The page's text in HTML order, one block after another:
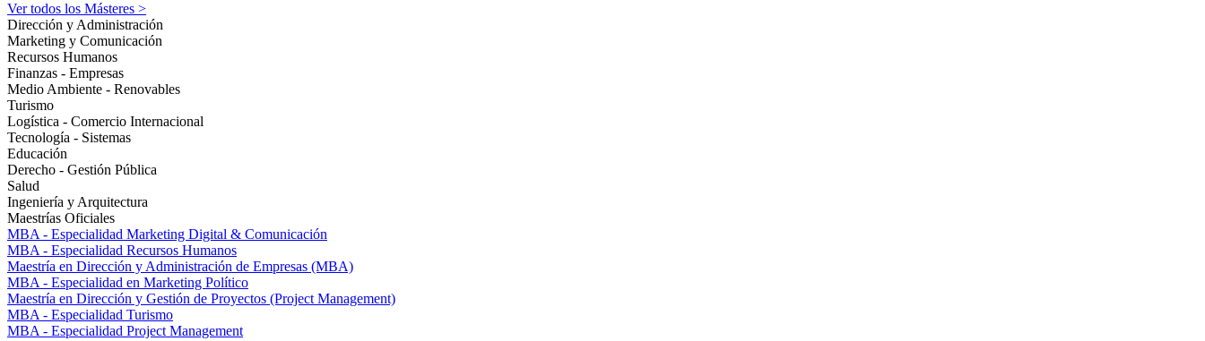
Ver todos los Másteres >
Dirección y Administración
Marketing y Comunicación
Recursos Humanos
Finanzas - Empresas
Medio Ambiente - Renovables
Turismo
Logística - Comercio Internacional
Tecnología - Sistemas
Educación
Derecho - Gestión Pública
Salud
Ingeniería y Arquitectura
Maestrías Oficiales
MBA - Especialidad Marketing Digital & Comunicación
MBA - Especialidad Recursos Humanos
Maestría en Dirección y Administración de Empresas (MBA)
MBA - Especialidad en Marketing Político
Maestría en Dirección y Gestión de Proyectos (Project Management)
MBA - Especialidad Turismo
MBA - Especialidad Project Management